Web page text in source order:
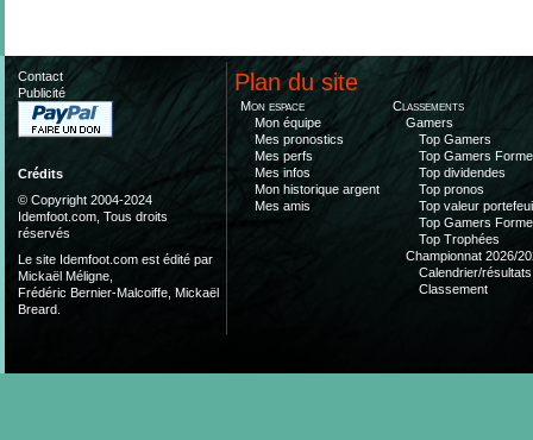
Contact
Publicité
Crédits
© Copyright 2004-2024
Idemfoot.com, Tous droits
réservés
Le site Idemfoot.com est édité par
Mickaël Méligne,
Frédéric Bernier-Malcoiffe, Mickaël
Breard.
Plan du site
Mon espace
Mon équipe
Mes pronostics
Mes perfs
Mes infos
Mon historique argent
Mes amis
Classements
Gamers
Top Gamers
Top Gamers Forme
Top dividendes
Top pronos
Top valeur
Top Gamers Forme
Top Trophées
Championnat 2026/
Calendrier/résultats
Classement